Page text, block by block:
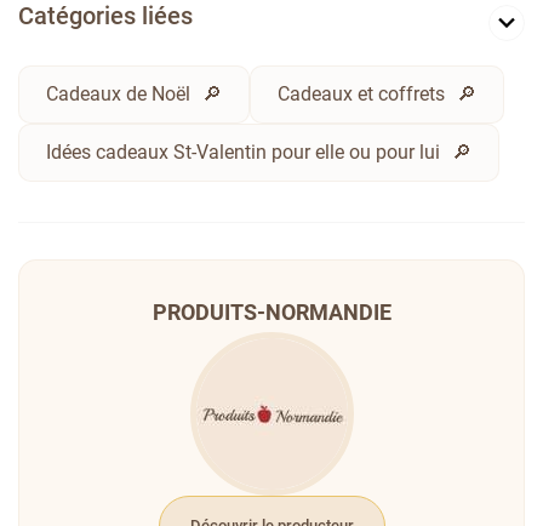
Catégories liées
Cadeaux de Noël Cadeaux et coffrets
Idées cadeaux St-Valentin pour elle ou pour lui
PRODUITS-NORMANDIE